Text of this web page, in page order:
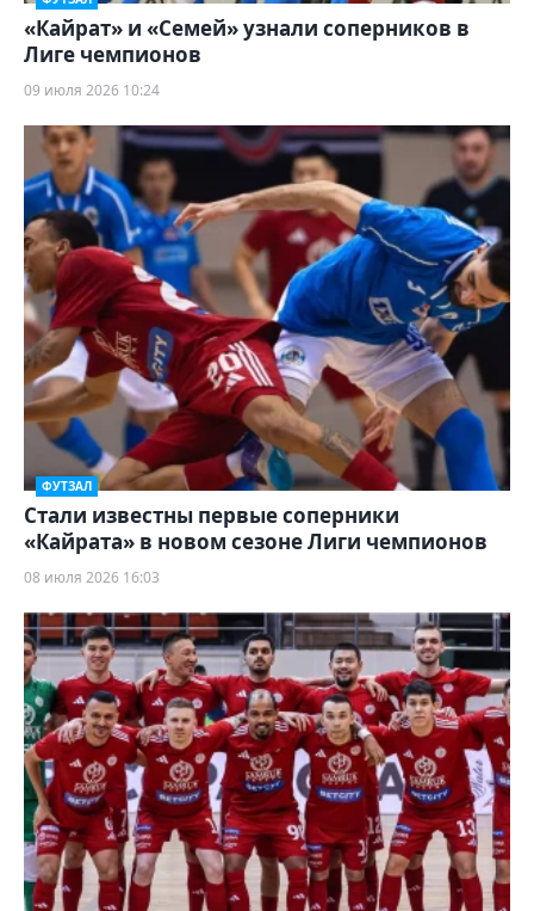
«Кайрат» и «Семей» узнали соперников в
Лиге чемпионов
09 июля 2026 10:24
ФУТЗАЛ
Стали известны первые соперники
«Кайрата» в новом сезоне Лиги чемпионов
08 июля 2026 16:03